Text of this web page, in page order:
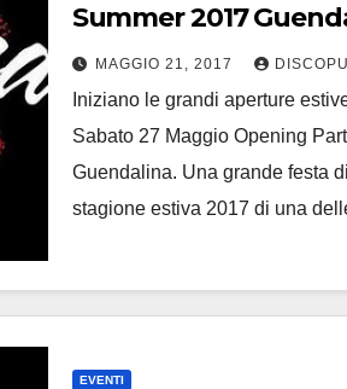
Summer 2017
MAGGIO 21, 2017
Iniziano le grandi aperture
Sabato 27 Maggio Opening
Guendalina. Una grande festa
stagione estiva 2017 di una
EVENTI